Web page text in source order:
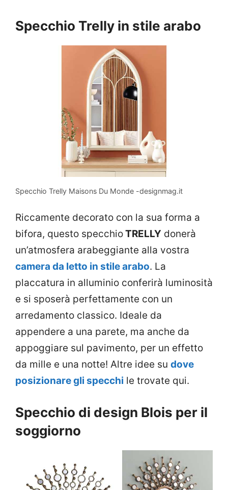
Specchio Trelly in stile arabo
Specchio Trelly Maisons Du Monde -designmag.it
Riccamente decorato con la sua forma a
bifora, questo specchioTRELLY donerà
un’atmosfera arabeggiante alla vostra
camera da letto in stile arabo. La
placcatura in alluminio conferirà luminosità
e si sposerà perfettamente con un
arredamento classico. Ideale da
appendere a una parete, ma anche da
appoggiare sul pavimento, per un effetto
da mille e una notte! Altre idee su dove
posizionare gli specchi le trovate qui.
Specchio di design Blois per il
soggiorno